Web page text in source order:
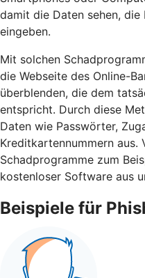
damit die Daten sehen,
eingeben.
Mit solchen
die Webseite des Online-
überblenden, die dem
entspricht. Durch diese
Daten wie Passwörter,
Kreditkartennummern aus.
Schadprogramme zum
kostenloser Software aus
Beispiele für